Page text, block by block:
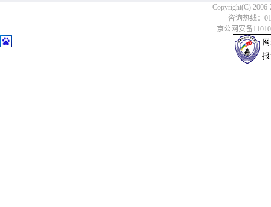
Copyright(C)
咨询热线：
京公网安备